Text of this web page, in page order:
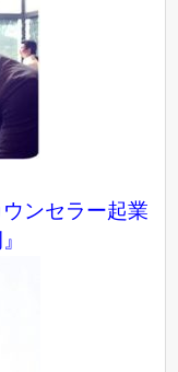
ンセラー起業